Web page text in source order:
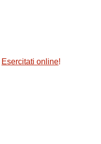
Esercitati online!